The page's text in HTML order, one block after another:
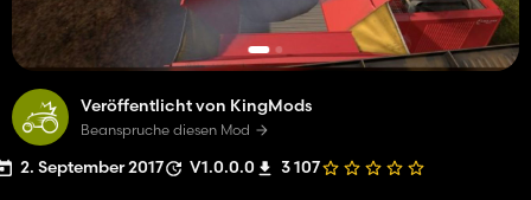
Veröffentlicht von KingMods
Beanspruche diesen Mod
2. September 2017 V1.0.0.0 3 107